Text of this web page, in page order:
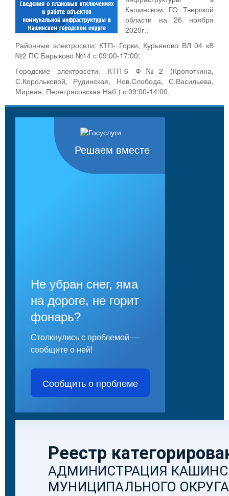
Кашинском ГО Тверской
области на 26 ноября
2020г.:
Районные электросети: КТП- Горки, Курьяново ВЛ 04 кВ
№2 ПС Барыково №14 с 09:00-17:00;
Городские электросети: КТП-6 Ф№2 (Кропоткина,
С.Корольковой, Рудинская, Нов.Слобода, С.Васильева,
Мирная, Перетрясовская Наб.) с 09:00-14:00.
Решаем вместе
Не убран снег, яма
на дороге, не горит
фонарь?
Столкнулись с проблемой —
сообщите о ней!
Сообщить о проблеме